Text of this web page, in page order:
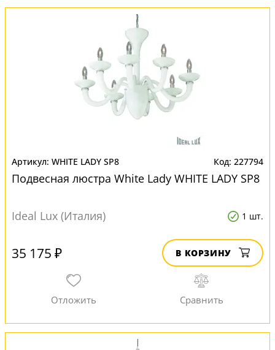
WHITE LADY SP8 227794
Подвесная люстра White Lady WHITE LADY SP8
Ideal Lux (Италия) 1 шт.
35 175 ₽ В КОРЗИНУ